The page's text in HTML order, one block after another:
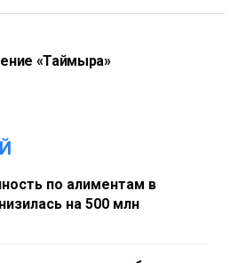
«Таймыра»
по алиментам в
на 500 млн